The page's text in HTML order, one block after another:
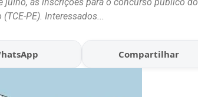
PE). Interessados...
Compartilhar